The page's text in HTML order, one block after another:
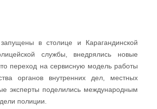
в столице и Карагандинской
службы, внедрялись новые
переход на сервисную модель работы
органов внутренних дел, местных
эксперты поделились международным
полиции.